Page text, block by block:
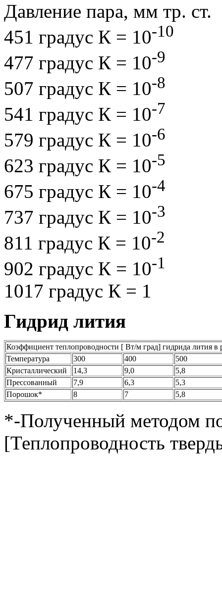
Давление пара, мм тр. ст.
451 градус К = 10-10
477 градус К = 10-9
507 градус К = 10-8
541 градус К = 10-7
579 градус К = 10-6
623 градус К = 10-5
675 градус К = 10-4
737 градус К = 10-3
811 градус К = 10-2
902 градус К = 10-1
1017 градус К = 1
Гидрид лития
Коэффициент теплопроводности [ Вт/м град] гидрида лития в
Температура
300 400
500
Кристаллический
14,3 9,0
5,8
Прессованный
7,9 6,3
5,3
Порошок*
8 7 5,8
*-Полученный методом
[Теплопроводность